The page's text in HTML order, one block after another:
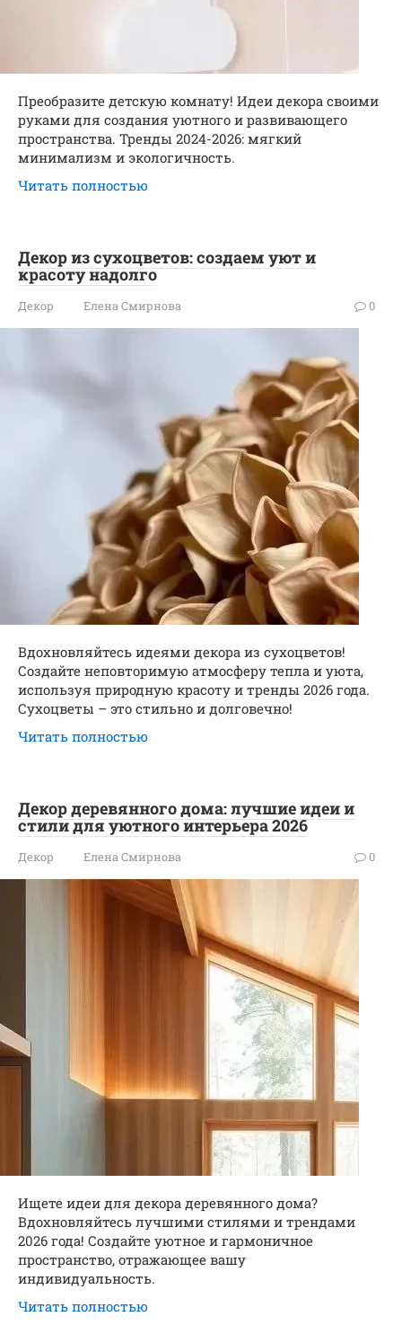
Преобразите детскую комнату! Идеи декора своими
руками для создания уютного и развивающего
пространства. Тренды 2024-2026: мягкий
минимализм и экологичность.
Читать полностью
Декор из сухоцветов: создаем уют и
красоту надолго
Декор Елена Смирнова 0
Вдохновляйтесь идеями декора из сухоцветов!
Создайте неповторимую атмосферу тепла и уюта,
используя природную красоту и тренды 2026 года.
Сухоцветы – это стильно и долговечно!
Читать полностью
Декор деревянного дома: лучшие идеи и
стили для уютного интерьера 2026
Декор Елена Смирнова 0
Ищете идеи для декора деревянного дома?
Вдохновляйтесь лучшими стилями и трендами
2026 года! Создайте уютное и гармоничное
пространство, отражающее вашу
индивидуальность.
Читать полностью